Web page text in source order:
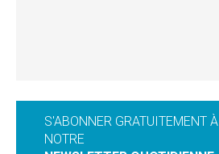
S'ABONNER GRATUITEMENT À
NOTRE